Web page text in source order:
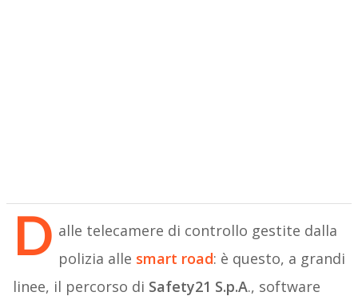
D alle telecamere di controllo gestite dalla
polizia alle smart road: è questo, a grandi
linee, il percorso di Safety21 S.p.A., software